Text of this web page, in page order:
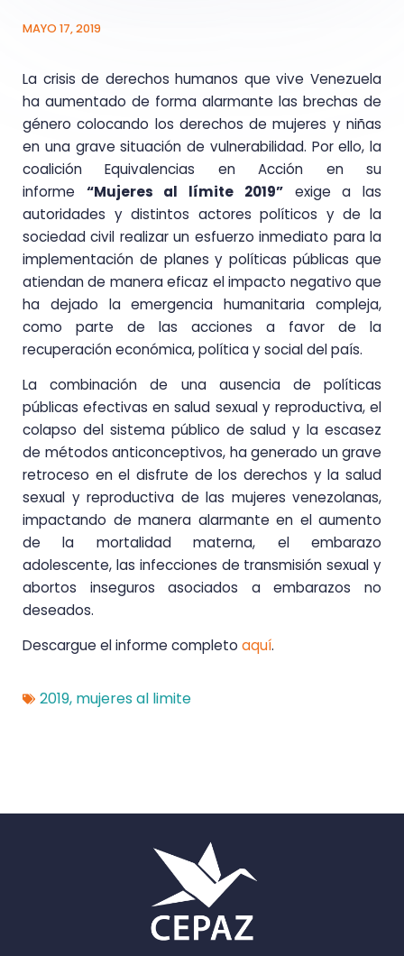
MAYO 17, 2019
La crisis de derechos humanos que vive Venezuela
ha aumentado de forma alarmante las brechas de
género colocando los derechos de mujeres y niñas
en una grave situación de vulnerabilidad. Por ello, la
coalición Equivalencias en Acción en su
informe “Mujeres al límite 2019”exige a las
autoridades y distintos actores políticos y de la
sociedad civil realizar un esfuerzo inmediato para la
implementación de planes y políticas públicas que
atiendan de manera eficaz el impacto negativo que
ha dejado la emergencia humanitaria compleja,
como parte de las acciones a favor de la
recuperación económica, política y social del país.
La combinación de una ausencia de políticas
públicas efectivas en salud sexual y reproductiva, el
colapso del sistema público de salud y la escasez
de métodos anticonceptivos, ha generado un grave
retroceso en el disfrute de los derechos y la salud
sexual y reproductiva de las mujeres venezolanas,
impactando de manera alarmante en el aumento
de la mortalidad materna, el embarazo
adolescente, las infecciones de transmisión sexual y
abortos inseguros asociados a embarazos no
deseados.
Descargue el informe completo aquí.
2019, mujeres al limite